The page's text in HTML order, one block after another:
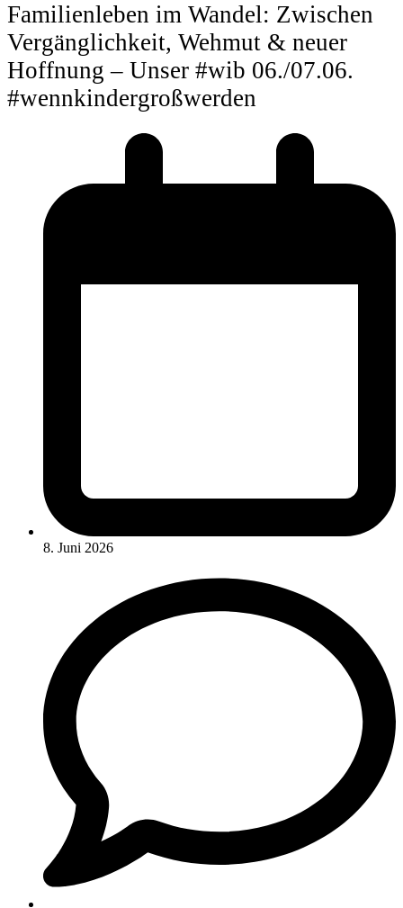
Familienleben im Wandel: Zwischen
Vergänglichkeit, Wehmut & neuer
Hoffnung – Unser #wib 06./07.06.
#wennkindergroßwerden
8. Juni 2026